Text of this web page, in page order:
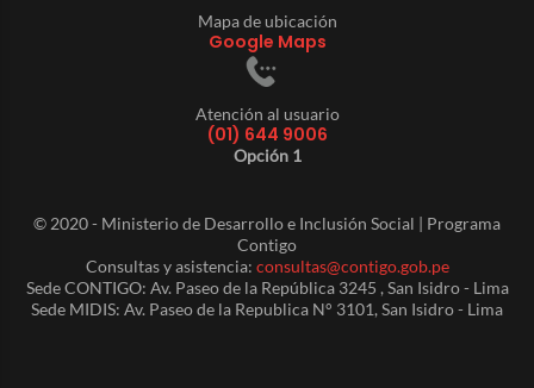
Mapa de ubicación
Google Maps
Atención al usuario
(01) 644 9006
Opción 1
© 2020 - Ministerio de Desarrollo e Inclusión Social | Programa
Contigo
Consultas y asistencia: consultas@contigo.gob.pe
Sede CONTIGO: Av. Paseo de la República 3245 , San Isidro - Lima
Sede MIDIS: Av. Paseo de la Republica N° 3101, San Isidro - Lima